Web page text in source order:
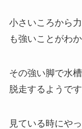
小さいころから
も強いことがわか
その強い脚で水
脱走する ようです
見ている時にや